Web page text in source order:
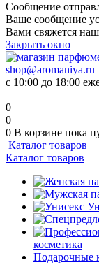
Сообщение
Ваше сообщение
Вами свяжется
Закрыть окно
shop@aromaniya.ru
с 10:00 до 18:00
0
0
0 В корзине пока
Каталог товаров
Каталог товаров
косметика
Подарочные